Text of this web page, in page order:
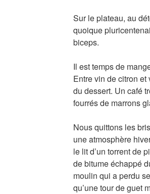
Sur le plateau, au
quoique
biceps.
Il est temps de
Entre vin de citron
du dessert. Un café
fourrés de marrons
Nous quittons les
une atmosphère
le lit d’un torrent de
de bitume échappé
moulin qui a perdu
qu’une tour de guet